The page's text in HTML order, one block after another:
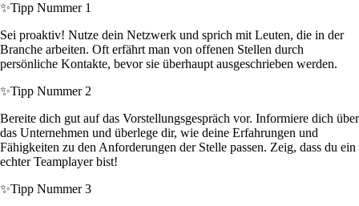
✨Tipp Nummer 1
Sei proaktiv! Nutze dein Netzwerk und sprich mit Leuten, die in der
Branche arbeiten. Oft erfährt man von offenen Stellen durch
persönliche Kontakte, bevor sie überhaupt ausgeschrieben werden.
✨Tipp Nummer 2
Bereite dich gut auf das Vorstellungsgespräch vor. Informiere dich über
das Unternehmen und überlege dir, wie deine Erfahrungen und
Fähigkeiten zu den Anforderungen der Stelle passen. Zeig, dass du ein
echter Teamplayer bist!
✨Tipp Nummer 3